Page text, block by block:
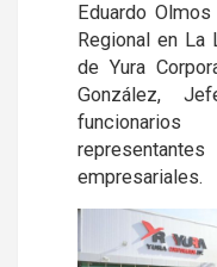
Eduardo
Regional en La
de Yura
González,
empresariales.